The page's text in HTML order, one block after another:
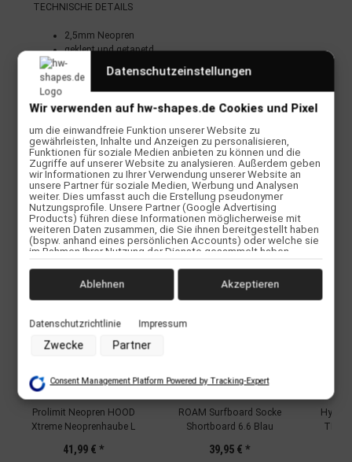
TECHNISCHE DETAILS
2,5mm Neopren
geklept und getapetd
Bewertungen
Herstellerinformationen
Kunden kauften dazu folgende Artikel:
Prolimit Neopren HOOD
Xtreme Neoprenhaube L
41,99 € *
ROAM Surfboard Socke
Shortboard 6.6 Blau
39,95 € *
Hydro
Datenschutzeinstellungen
Wir verwenden auf hw-shapes.de Cookies und Pixel
um die einwandfreie Funktion unserer Website zu
gewährleisten, Inhalte und Anzeigen zu personalisieren,
Funktionen für soziale Medien anbieten zu können und die
Zugriffe auf unserer Website zu analysieren. Außerdem geben
wir Informationen zu Ihrer Verwendung unserer Website an
unsere Partner für soziale Medien, Werbung und Analysen
weiter. Dies umfasst auch die Erstellung pseudonymer
Nutzungsprofile. Unsere Partner (Google Advertising
Products) führen diese Informationen möglicherweise mit
weiteren Daten zusammen, die Sie ihnen bereitgestellt haben
(bspw. anhand eines persönlichen Accounts) oder welche sie
im Rahmen Ihrer Nutzung der Dienste gesammelt haben
Nutzung von Cookies und Pixeln können Sie jederzeit
widerrufen, indem Sie auf den Datenschutz-Button links unten
Zwecke der Datenverarbeitung durch unsere Partner:
Speichern von oder Zugriff auf Informationen auf einem
Erstellung von Profilen für personalisierte Werbung
Verwendung von Profilen zur Auswahl personalisierter Werbung
Erstellung von Profilen zur Personalisierung von Inhalten
Verwendung von Profilen zur Auswahl personalisierter Inhalte
Messung der Werbeleistung
Messung der Performance von Inhalten
Datenschutzrichtlinie Impressum
Zwecke Partner
Ablehnen Akzeptieren
Consent Management Platform Powered by Tracking-Expert